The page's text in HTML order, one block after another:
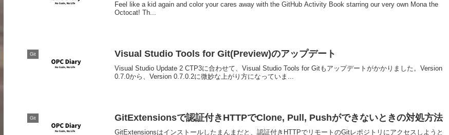
Feel like a kid again and color your cares away with the GitHub Activity Book starring our very own Mona the
Octocat! Th...
Git Visual Studio Tools for Git(Preview)のアップデート
Visual Studio Update 2 CTP3に合わせて、Visual Studio Tools for Gitもアップデートがかかりました。Version
0.7.0から、Version 0.7.0.2に微妙な上がり方になっていま...
Git GitExtensionsで認証付きHTTPでClone, Pull, Pushができないときの対処方法
GitExtensionsはインストールしたまんまだと、認証付きHTTPでリモートのGitレポジトリにアクセスしようと